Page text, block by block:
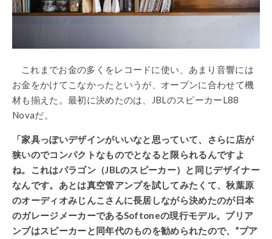
これまでお金の多くをレコードに使い、あまり音響には
お金をかけてこなかったというが、オープンに合わせて機
材も揃えた。最初に決めたのは、JBLのスピーカーL88
Novaだ。
「家具っぽいデザインがいいなと思っていて、さらに店が
狭いのでコンパクトなものでとなると限られるんですよ
ね。これはパラゴン（JBLのスピーカー）と同じデザイナー
なんです。あとは真空管アンプを試してみたくて、秋葉原
のオーディオみじんこさんに長居しながら決めたのが日本
のガレージメーカーであるSoftoneの現行モデル。プリア
ンプはスピーカーと同年代のものを勧められたので、”プア